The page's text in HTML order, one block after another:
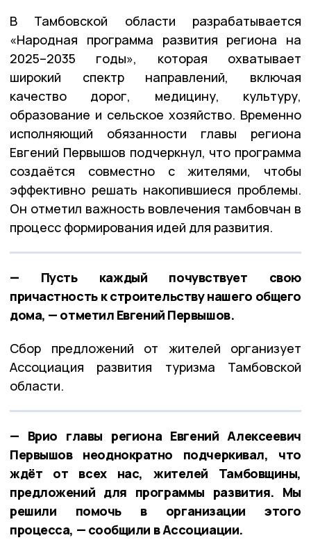
В Тамбовской области разрабатывается
«Народная программа развития региона на
2025–2035 годы», которая охватывает
широкий спектр направлений, включая
качество дорог, медицину, культуру,
образование и сельское хозяйство. Временно
исполняющий обязанности главы региона
Евгений Первышов подчеркнул, что программа
создаётся совместно с жителями, чтобы
эффективно решать накопившиеся проблемы.
Он отметил важность вовлечения тамбовчан в
процесс формирования идей для развития.
— Пусть каждый почувствует свою
причастность к строительству нашего общего
дома, — отметил Евгений Первышов.
Сбор предложений от жителей организует
Ассоциация развития туризма Тамбовской
области.
— Врио главы региона Евгений Алексеевич
Первышов неоднократно подчеркивал, что
ждёт от всех нас, жителей Тамбовщины,
предложений для программы развития. Мы
решили помочь в организации этого
процесса, — сообщили в Ассоциации.